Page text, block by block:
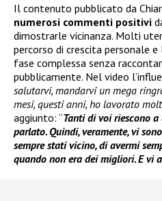
Il contenuto pubblicato da
numerosi commenti positivi
dimostrarle vicinanza. Molti
percorso di crescita personale
fase complessa senza
pubblicamente. Nel video
salutarvi, mandarvi un mega
mesi, questi anni, ho lavorato
aggiunto: “Tanti di voi riescono
parlato. Quindi, veramente, vi
sempre stati vicino, di avermi
quando non era dei migliori. E vi